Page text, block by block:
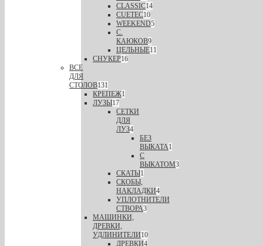
CLASSIC14
CUETEC10
WEEKEND5
С.
КАЮКОВ9
ЦЕЛЬНЫЕ11
СНУКЕР16
ВСЕ
ДЛЯ
СТОЛОВ131
КРЕПЕЖ1
ЛУЗЫ17
СЕТКИ
ДЛЯ
ЛУЗ4
БЕЗ
ВЫКАТА1
С
ВЫКАТОМ3
СКАТЫ1
СКОБЫ,
НАКЛАДКИ4
УПЛОТНИТЕЛИ
СТВОРА3
МАШИНКИ,
ДРЕВКИ,
УДЛИНИТЕЛИ10
ДРЕВКИ4